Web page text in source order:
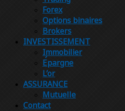
Forex
Options binaires
Brokers
INVESTISSEMENT
Immobilier
Épargne
L’or
ASSURANCE
Mutuelle
Contact